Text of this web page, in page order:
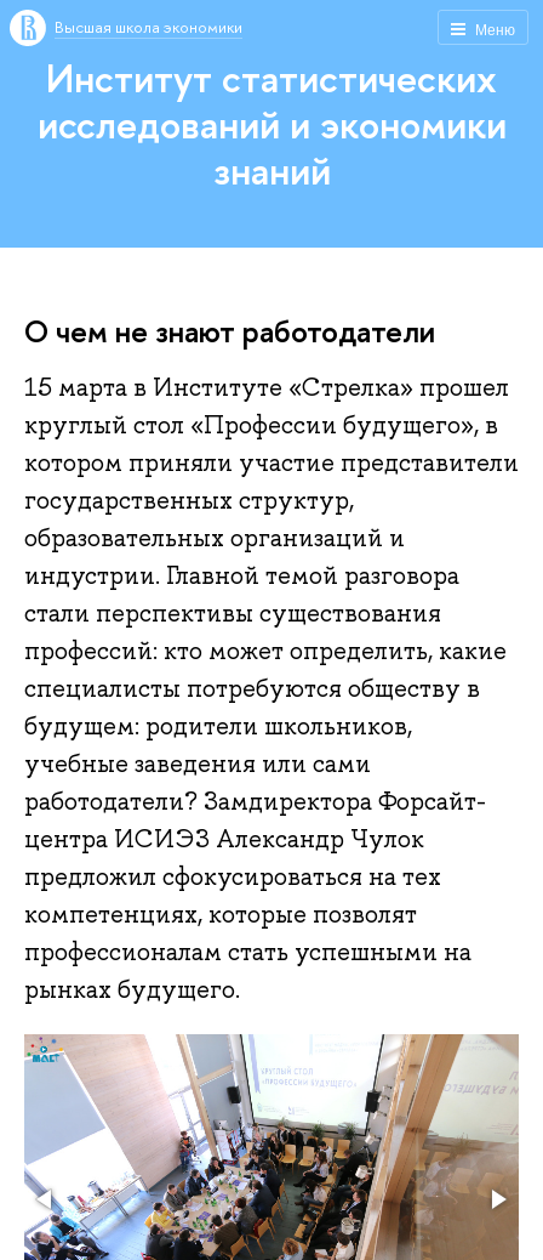
Меню
Высшая школа экономики
Институт статистических
исследований и экономики
знаний
О чем не знают работодатели
15 марта в Институте «Стрелка» прошел
круглый стол «Профессии будущего», в
котором приняли участие представители
государственных структур,
образовательных организаций и
индустрии. Главной темой разговора
стали перспективы существования
профессий: кто может определить, какие
специалисты потребуются обществу в
будущем: родители школьников,
учебные заведения или сами
работодатели? Замдиректора Форсайт-
центра ИСИЭЗ Александр Чулок
предложил сфокусироваться на тех
компетенциях, которые позволят
профессионалам стать успешными на
рынках будущего.